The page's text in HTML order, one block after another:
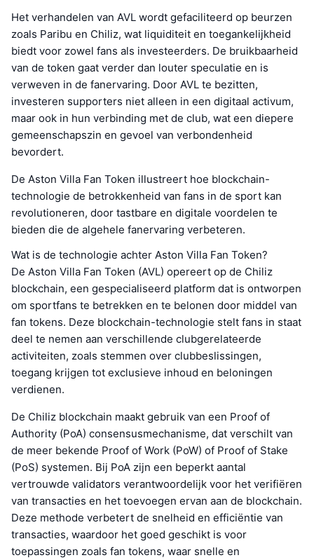
Het verhandelen van AVL wordt gefaciliteerd op beurzen
zoals Paribu en Chiliz, wat liquiditeit en toegankelijkheid
biedt voor zowel fans als investeerders. De bruikbaarheid
van de token gaat verder dan louter speculatie en is
verweven in de fanervaring. Door AVL te bezitten,
investeren supporters niet alleen in een digitaal activum,
maar ook in hun verbinding met de club, wat een diepere
gemeenschapszin en gevoel van verbondenheid
bevordert.
De Aston Villa Fan Token illustreert hoe blockchain-
technologie de betrokkenheid van fans in de sport kan
revolutioneren, door tastbare en digitale voordelen te
bieden die de algehele fanervaring verbeteren.
Wat is de technologie achter Aston Villa Fan Token?
De Aston Villa Fan Token (AVL) opereert op de Chiliz
blockchain, een gespecialiseerd platform dat is ontworpen
om sportfans te betrekken en te belonen door middel van
fan tokens. Deze blockchain-technologie stelt fans in staat
deel te nemen aan verschillende clubgerelateerde
activiteiten, zoals stemmen over clubbeslissingen,
toegang krijgen tot exclusieve inhoud en beloningen
verdienen.
De Chiliz blockchain maakt gebruik van een Proof of
Authority (PoA) consensusmechanisme, dat verschilt van
de meer bekende Proof of Work (PoW) of Proof of Stake
(PoS) systemen. Bij PoA zijn een beperkt aantal
vertrouwde validators verantwoordelijk voor het verifiëren
van transacties en het toevoegen ervan aan de blockchain.
Deze methode verbetert de snelheid en efficiëntie van
transacties, waardoor het goed geschikt is voor
toepassingen zoals fan tokens, waar snelle en